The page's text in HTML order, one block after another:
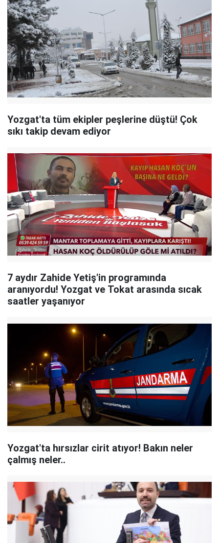
Yozgat'ta tüm ekipler peşlerine düştü! Çok
sıkı takip devam ediyor
7 aydır Zahide Yetiş'in programında
aranıyordu! Yozgat ve Tokat arasında sıcak
saatler yaşanıyor
Yozgat'ta hırsızlar cirit atıyor! Bakın neler
çalmış neler..